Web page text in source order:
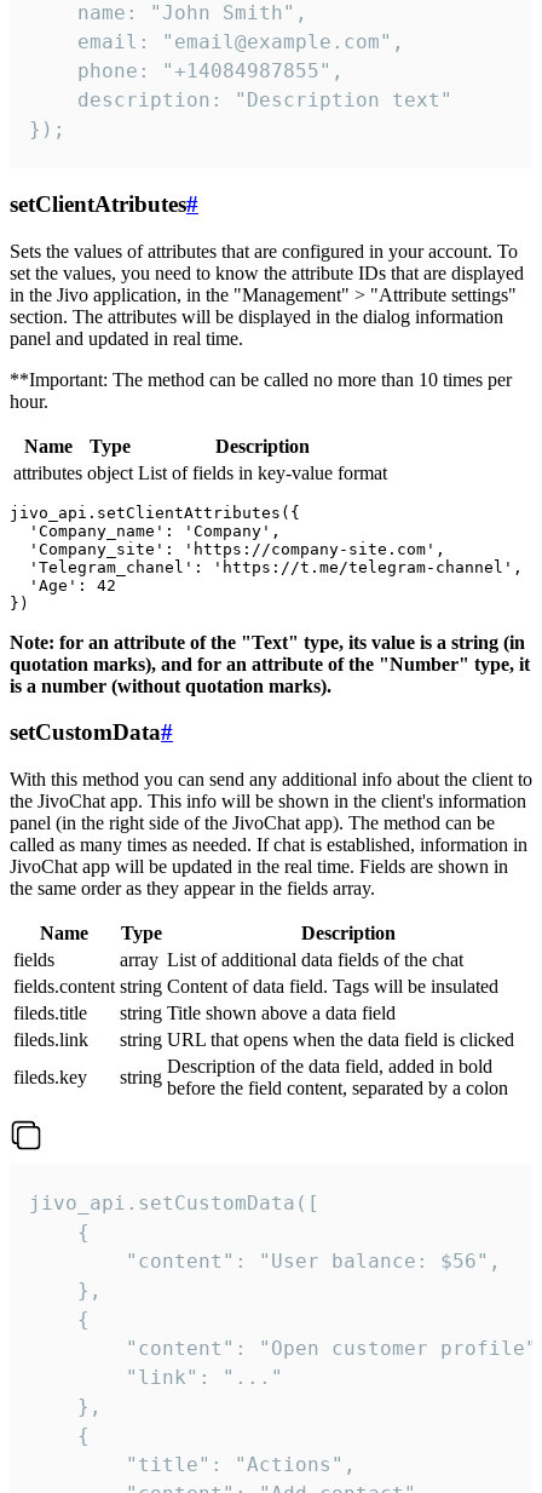
    name: "John Smith",
    email: "email@example.com",
    phone: "+14084987855",
    description: "Description text"
});
setClientAtributes#
Sets the values ​​of attributes that are configured in your account. To
set the values, you need to know the attribute IDs that are displayed
in the Jivo application, in the "Management" > "Attribute settings"
section. The attributes will be displayed in the dialog information
panel and updated in real time.
**Important: The method can be called no more than 10 times per
hour.
Name Type
Description
attributes object List of fields in key-value format
jivo_api.setClientAttributes({
  'Company_name': 'Company',
  'Company_site': 'https://company-site.com',
  'Telegram_chanel': 'https://t.me/telegram-channel',
  'Age': 42
Note: for an attribute of the "Text" type, its value is a string (in
quotation marks), and for an attribute of the "Number" type, it
is a number (without quotation marks).
setCustomData#
With this method you can send any additional info about the client to
the JivoChat app. This info will be shown in the client's information
panel (in the right side of the JivoChat app). The method can be
called as many times as needed. If chat is established, information in
JivoChat app will be updated in the real time. Fields are shown in
the same order as they appear in the fields array.
Name Type
Description
fields
array List of additional data fields of the chat
fields.content string Content of data field. Tags will be insulated
fileds.title
string Title shown above a data field
fileds.link
string URL that opens when the data field is clicked
fileds.key
string
Description of the data field, added in bold
before the field content, separated by a colon
jivo_api.setCustomData([
    {
        "content": "User balance: $56",
    },
    {
"content": "Open customer
        "link": "..."
    },
    {
        "title": "Actions",